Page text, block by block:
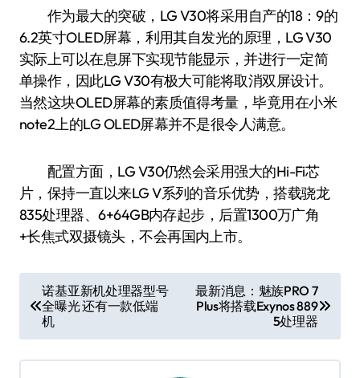
作为最大的突破，LG V30将采用自产的18：9的
6.2英寸OLED屏幕，利用其自发光的原理，LG V30
实际上可以在息屏下实现节能显示，并进行一定简
单操作，因此LG V30有极大可能将取消双屏设计。
当然这块OLED屏幕的素质值得考量，毕竟用在小米
note2上的LG OLED屏幕并不是很令人满意。
配置方面，LG V30仍然会采用强大的Hi-Fi芯
片，保持一直以来LG V系列的音乐优势，搭载骁龙
835处理器、6+64GB内存起步，后置1300万广角
+长焦式双摄镜头，不会再国内上市。
章
导
航
诺基亚新机处理器型号
全曝光 还有一款低端
机
最新消息：魅族PRO 7
Plus将搭载Exynos 889
5处理器